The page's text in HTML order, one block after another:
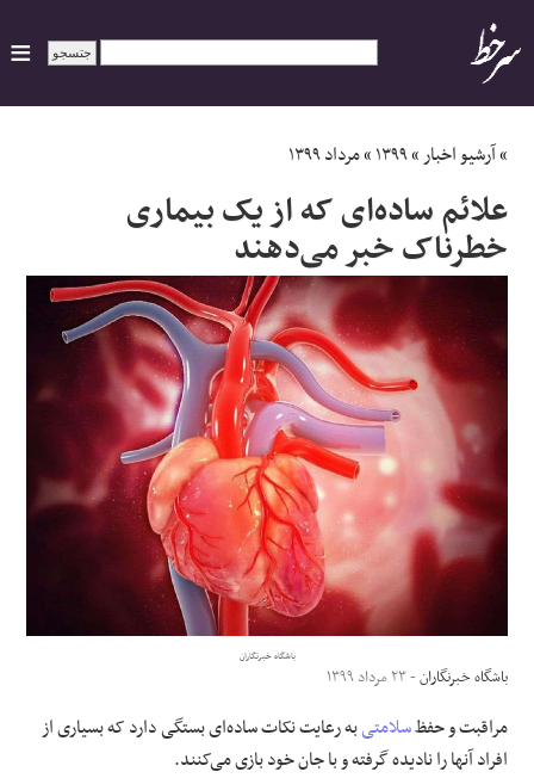
ایران
سیاسی
اقتصاد
ورزشی
اجتماعی
حوادث
علوم و فن آوری
»آرشیو اخبار»۱۳۹۹»مرداد ۱۳۹۹
علائم ساده‌ای که از یک بیماری
خطرناک خبر می‌دهند
باشگاه خبرنگاران
باشگاه خبرنگاران- ۲۳ مرداد ۱۳۹۹
مراقبت و حفظسلامتیبه رعایت نکات ساده‌ای بستگی دارد که بسیاری از
افراد آنها را نادیده گرفته و با جان خود بازی می‌کنند.